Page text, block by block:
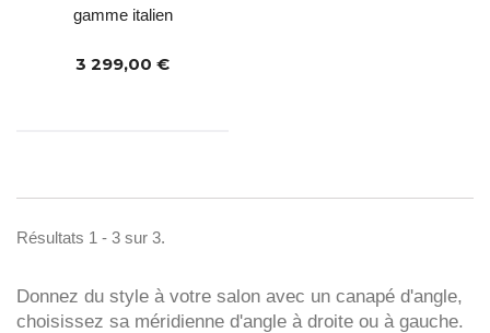
méridienne réversible
gamme italien
3 299,00 €
Résultats 1 - 3 sur 3.
Donnez du style à votre salon avec un canapé d'angle,
choisissez sa méridienne d'angle à droite ou à gauche.